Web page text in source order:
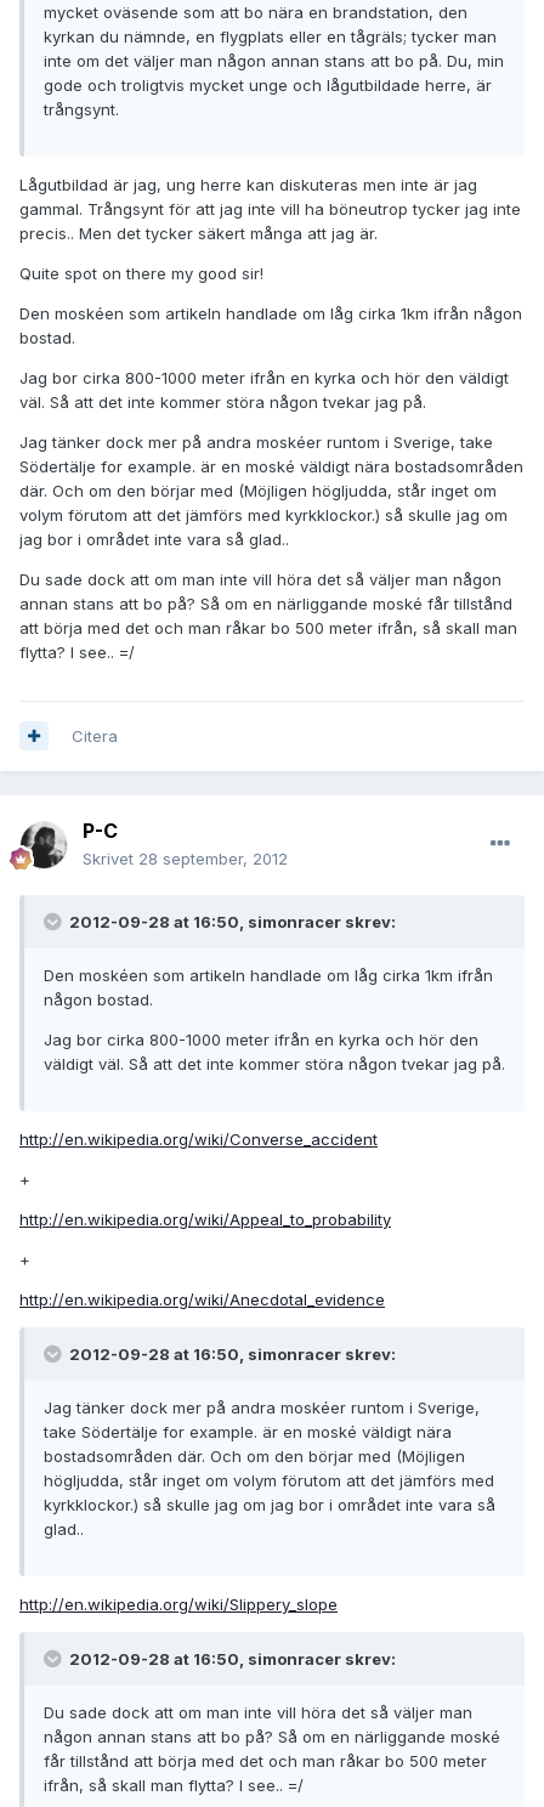
mycket oväsende som att bo nära en brandstation, den
kyrkan du nämnde, en flygplats eller en tågräls; tycker man
inte om det väljer man någon annan stans att bo på. Du, min
gode och troligtvis mycket unge och lågutbildade herre, är
trångsynt.
Lågutbildad är jag, ung herre kan diskuteras men inte är jag
gammal. Trångsynt för att jag inte vill ha böneutrop tycker jag inte
precis.. Men det tycker säkert många att jag är.
Quite spot on there my good sir!
Den moskéen som artikeln handlade om låg cirka 1km ifrån någon
bostad.
Jag bor cirka 800-1000 meter ifrån en kyrka och hör den väldigt
väl. Så att det inte kommer störa någon tvekar jag på.
Jag tänker dock mer på andra moskéer runtom i Sverige, take
Södertälje for example. är en moské väldigt nära bostadsområden
där. Och om den börjar med (Möjligen högljudda, står inget om
volym förutom att det jämförs med kyrkklockor.) så skulle jag om
jag bor i området inte vara så glad..
Du sade dock att om man inte vill höra det så väljer man någon
annan stans att bo på? Så om en närliggande moské får tillstånd
att börja med det och man råkar bo 500 meter ifrån, så skall man
flytta? I see.. =/
Citera
P-C
Skrivet 28 september, 2012
2012-09-28 at 16:50, simonracer skrev:
Den moskéen som artikeln handlade om låg cirka 1km ifrån
någon bostad.
Jag bor cirka 800-1000 meter ifrån en kyrka och hör den
väldigt väl. Så att det inte kommer störa någon tvekar jag på.
http://en.wikipedia.org/wiki/Converse_accident
+
http://en.wikipedia.org/wiki/Appeal_to_probability
+
http://en.wikipedia.org/wiki/Anecdotal_evidence
2012-09-28 at 16:50, simonracer skrev:
Jag tänker dock mer på andra moskéer runtom i Sverige,
take Södertälje for example. är en moské väldigt nära
bostadsområden där. Och om den börjar med (Möjligen
högljudda, står inget om volym förutom att det jämförs med
kyrkklockor.) så skulle jag om jag bor i området inte vara så
glad..
http://en.wikipedia.org/wiki/Slippery_slope
2012-09-28 at 16:50, simonracer skrev:
Du sade dock att om man inte vill höra det så väljer man
någon annan stans att bo på? Så om en närliggande moské
får tillstånd att börja med det och man råkar bo 500 meter
ifrån, så skall man flytta? I see.. =/